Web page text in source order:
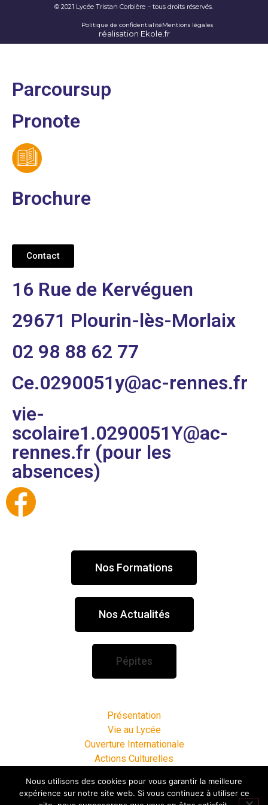
Politique de confidentialitéMentions légales
© 2021 Lycée Tristan Corbière − tous droits réservés.
réalisation Ekole.fr
Parcoursup
Pronote
Brochure
Contact
16 Rue de Kervéguen
29671 Plourin-lès-Morlaix
02 98 88 62 77
Ce.0290051y@ac-rennes.fr
vie-
scolaire1.0290051Y@ac-
rennes.fr (pour les
absences)
Nos Formations
Nos Actualités
Pépites
Présentation
Vie au Lycée
Ouverture Internationale
Actions Culturelles
Infos Pratiques
Nous utilisons des cookies pour vous garantir la meilleure
expérience sur notre site web. Si vous continuez à utiliser ce